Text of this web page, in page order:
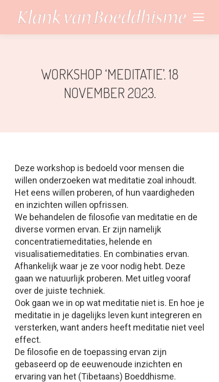
WORKSHOP ‘MEDITATIE’. 18
NOVEMBER 2023.
Deze workshop is bedoeld voor mensen die
willen onderzoeken wat meditatie zoal inhoudt.
Het eens willen proberen, of hun vaardigheden
en inzichten willen opfrissen.
We behandelen de filosofie van meditatie en de
diverse vormen ervan. Er zijn namelijk
concentratiemeditaties, helende en
visualisatiemeditaties. En combinaties ervan.
Afhankelijk waar je ze voor nodig hebt. Deze
gaan we natuurlijk proberen. Met uitleg vooraf
over de juiste techniek.
Ook gaan we in op wat meditatie niet is. En hoe je
meditatie in je dagelijks leven kunt integreren en
versterken, want anders heeft meditatie niet veel
effect.
De filosofie en de toepassing ervan zijn
gebaseerd op de eeuwenoude inzichten en
ervaring van het (Tibetaans) Boeddhisme.